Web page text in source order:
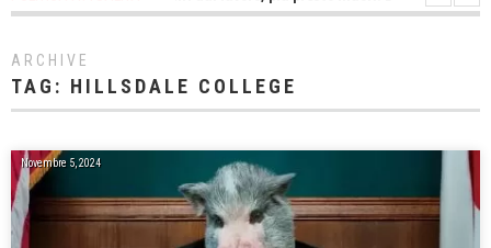
ARCHIVE
TAG: HILLSDALE COLLEGE
Novembre 5, 2024